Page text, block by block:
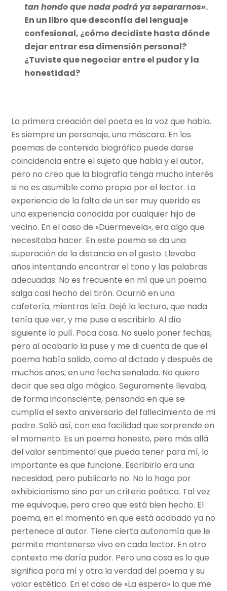
tan hondo que nada podrá ya separarnos».
En un libro que desconfía del lenguaje
confesional, ¿cómo decidiste hasta dónde
dejar entrar esa dimensión personal?
¿Tuviste que negociar entre el pudor y la
honestidad?
La primera creación del poeta es la voz que habla.
Es siempre un personaje, una máscara. En los
poemas de contenido biográfico puede darse
coincidencia entre el sujeto que habla y el autor,
pero no creo que la biografía tenga mucho interés
si no es asumible como propia por el lector. La
experiencia de la falta de un ser muy querido es
una experiencia conocida por cualquier hijo de
vecino. En el caso de «Duermevela», era algo que
necesitaba hacer. En este poema se da una
superación de la distancia en el gesto. Llevaba
años intentando encontrar el tono y las palabras
adecuadas. No es frecuente en mí que un poema
salga casi hecho del tirón. Ocurrió en una
cafetería, mientras leía. Dejé la lectura, que nada
tenía que ver, y me puse a escribirlo. Al día
siguiente lo pulí. Poca cosa. No suelo poner fechas,
pero al acabarlo la puse y me di cuenta de que el
poema había salido, como al dictado y después de
muchos años, en una fecha señalada. No quiero
decir que sea algo mágico. Seguramente llevaba,
de forma inconsciente, pensando en que se
cumplía el sexto aniversario del fallecimiento de mi
padre. Salió así, con esa facilidad que sorprende en
el momento. Es un poema honesto, pero más allá
del valor sentimental que pueda tener para mí, lo
importante es que funcione. Escribirlo era una
necesidad, pero publicarlo no. No lo hago por
exhibicionismo sino por un criterio poético. Tal vez
me equivoque, pero creo que está bien hecho. El
poema, en el momento en que está acabado ya no
pertenece al autor. Tiene cierta autonomía que le
permite mantenerse vivo en cada lector. En otro
contexto me daría pudor. Pero una cosa es lo que
significa para mí y otra la verdad del poema y su
valor estético. En el caso de «La espera» lo que me